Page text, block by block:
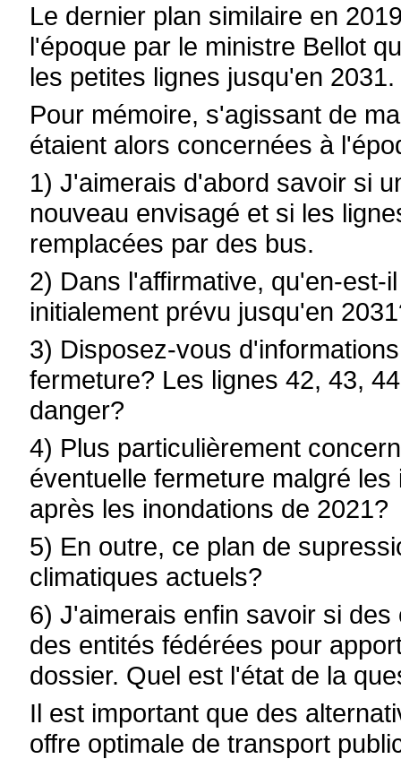
Le dernier plan similaire en
l'époque par le ministre Bellot
les petites lignes jusqu'en 2031.
Pour mémoire, s'agissant de
étaient alors concernées à
1) J'aimerais d'abord savoir si
nouveau envisagé et si les
remplacées par des bus.
2) Dans l'affirmative, qu'en-est-
initialement prévu jusqu'en
3) Disposez-vous
fermeture? Les lignes 42, 43,
danger?
4) Plus particulièrement
éventuelle fermeture malgré
après les inondations de 2021?
5) En outre, ce plan de
climatiques actuels?
6) J'aimerais enfin savoir si
des entités fédérées pour
dossier. Quel est l'état de la
Il est important que des
offre optimale de transport